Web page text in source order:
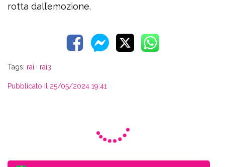
rotta dall’emozione.
Tags: rai · rai3
Pubblicato il 25/05/2024 19:41